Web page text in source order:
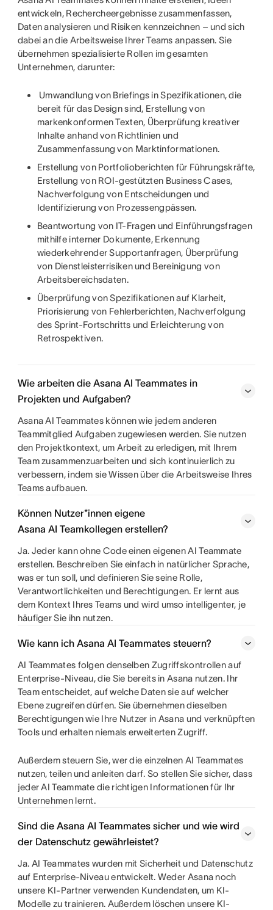
entwickeln, Rechercheergebnisse zusammenfassen,
Daten analysieren und Risiken kennzeichnen – und sich
dabei an die Arbeitsweise Ihrer Teams anpassen. Sie
übernehmen spezialisierte Rollen im gesamten
Unternehmen, darunter:
Umwandlung von Briefings in Spezifikationen, die
bereit für das Design sind, Erstellung von
markenkonformen Texten, Überprüfung kreativer
Inhalte anhand von Richtlinien und
Zusammenfassung von Marktinformationen.
Erstellung von Portfolioberichten für Führungskräfte,
Erstellung von ROI-gestützten Business Cases,
Nachverfolgung von Entscheidungen und
Identifizierung von Prozessengpässen.
Beantwortung von IT-Fragen und Einführungsfragen
mithilfe interner Dokumente, Erkennung
wiederkehrender Supportanfragen, Überprüfung
von Dienstleisterrisiken und Bereinigung von
Arbeitsbereichsdaten.
Überprüfung von Spezifikationen auf Klarheit,
Priorisierung von Fehlerberichten, Nachverfolgung
des Sprint-Fortschritts und Erleichterung von
Retrospektiven.
Wie arbeiten die Asana AI Teammates in
Projekten und Aufgaben?
Asana AI Teammates können wie jedem anderen
Teammitglied Aufgaben zugewiesen werden. Sie nutzen
den Projektkontext, um Arbeit zu erledigen, mit Ihrem
Team zusammenzuarbeiten und sich kontinuierlich zu
verbessern, indem sie Wissen über die Arbeitsweise Ihres
Teams aufbauen.
Können Nutzer*innen eigene
Asana AI Teamkollegen erstellen?
Ja. Jeder kann ohne Code einen eigenen AI Teammate
erstellen. Beschreiben Sie einfach in natürlicher Sprache,
was er tun soll, und definieren Sie seine Rolle,
Verantwortlichkeiten und Berechtigungen. Er lernt aus
dem Kontext Ihres Teams und wird umso intelligenter, je
häufiger Sie ihn nutzen.
Wie kann ich Asana AI Teammates steuern?
AI Teammates folgen denselben Zugriffskontrollen auf
Enterprise-Niveau, die Sie bereits in Asana nutzen. Ihr
Team entscheidet, auf welche Daten sie auf welcher
Ebene zugreifen dürfen. Sie übernehmen dieselben
Berechtigungen wie Ihre Nutzer in Asana und verknüpften
Tools und erhalten niemals erweiterten Zugriff.
Außerdem steuern Sie, wer die einzelnen AI Teammates
nutzen, teilen und anleiten darf. So stellen Sie sicher, dass
jeder AI Teammate die richtigen Informationen für Ihr
Unternehmen lernt.
Sind die Asana AI Teammates sicher und wie wird
der Datenschutz gewährleistet?
Ja. AI Teammates wurden mit Sicherheit und Datenschutz
auf Enterprise-Niveau entwickelt. Weder Asana noch
unsere KI-Partner verwenden Kundendaten, um KI-
Modelle zu trainieren. Außerdem löschen unsere KI-